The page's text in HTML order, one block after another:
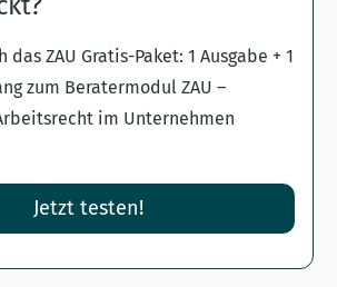
das ZAU Gratis-Paket: 1 Ausgabe + 1
zum Beratermodul ZAU –
im Unternehmen
Jetzt testen!